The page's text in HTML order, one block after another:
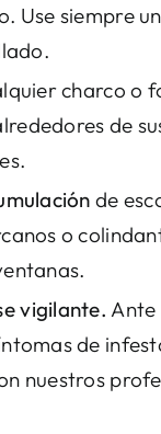
Use siempre un
charco o
de
de
o
vigilante. Ante
de
nuestros